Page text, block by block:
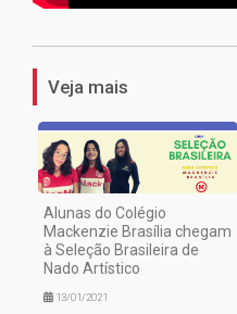
Veja mais
Alunas do Colégio
Mackenzie Brasília chegam
à Seleção Brasileira de
Nado Artístico
13/01/2021